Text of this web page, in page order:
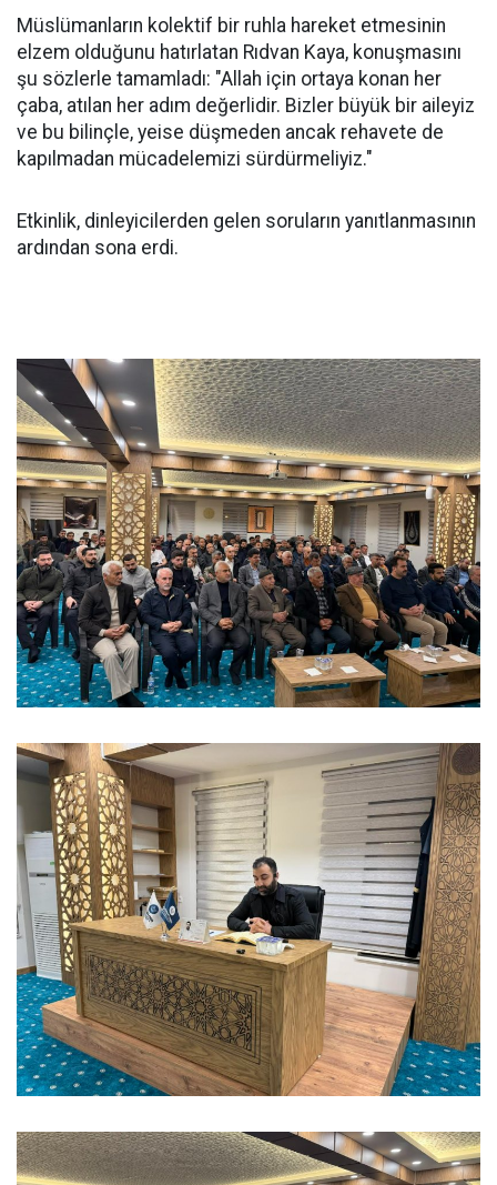
Müslümanların kolektif bir ruhla hareket etmesinin
elzem olduğunu hatırlatan Rıdvan Kaya, konuşmasını
şu sözlerle tamamladı: "Allah için ortaya konan her
çaba, atılan her adım değerlidir. Bizler büyük bir aileyiz
ve bu bilinçle, yeise düşmeden ancak rehavete de
kapılmadan mücadelemizi sürdürmeliyiz."
Etkinlik, dinleyicilerden gelen soruların yanıtlanmasının
ardından sona erdi.